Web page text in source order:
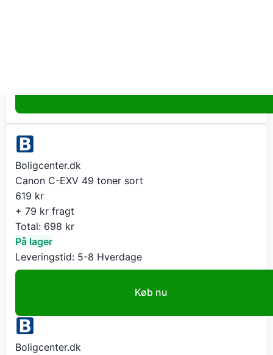
Boligcenter.dk
Canon C-EXV 49 toner sort
619 kr
+ 79 kr fragt
Total: 698 kr
På lager
Leveringstid: 5-8 Hverdage
Køb nu
Boligcenter.dk